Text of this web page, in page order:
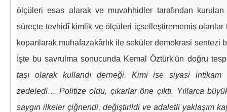
ölçüleri esas alarak ve muvahhidler tarafından
süreçte tevhidî kimlik ve ölçüleri içselleştirememiş olanlar
koparılarak muhafazakârlık ile seküler demokrasi sentezi
İşte bu savrulma sonucunda Kemal Öztürk'ün doğru
taşı olarak kullandı derneği. Kimi ise siyasi intikam
zedeledi… Politize oldu, çıkarlar öne çıktı. Yıllarca
saygın ilkeler çiğnendi, değiştirildi ve adaletli yaklaşım